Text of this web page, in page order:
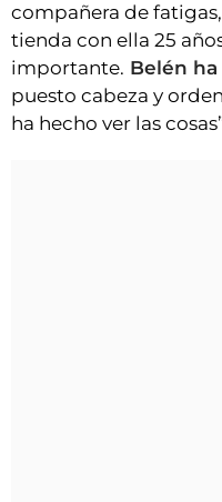
compañera de fatigas,
tienda con ella 25
importante. Belén
puesto cabeza y
ha hecho ver las